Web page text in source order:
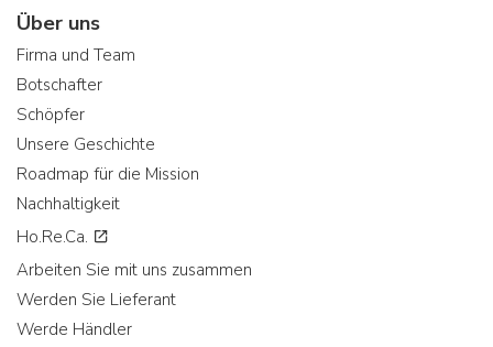
Über uns
Firma und Team
Botschafter
Schöpfer
Unsere Geschichte
Roadmap für die Mission
Nachhaltigkeit
Ho.Re.Ca.
Arbeiten Sie mit uns zusammen
Werden Sie Lieferant
Werde Händler